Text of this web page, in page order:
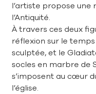
l’artiste propose une
l’Antiquité.
À travers ces deux
réflexion sur le
sculptée, et le
socles en marbre de
s’imposent au cœur
l’église.